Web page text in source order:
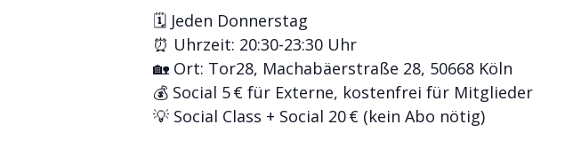
🗓 Jeden Donnerstag
⏰ Uhrzeit: 20:30-23:30 Uhr
🏡 Ort: Tor28, Machabäerstraße 28, 50668 Köln
💰 Social 5 € für Externe, kostenfrei für Mitglieder
💡 Social Class + Social 20 € (kein Abo nötig)